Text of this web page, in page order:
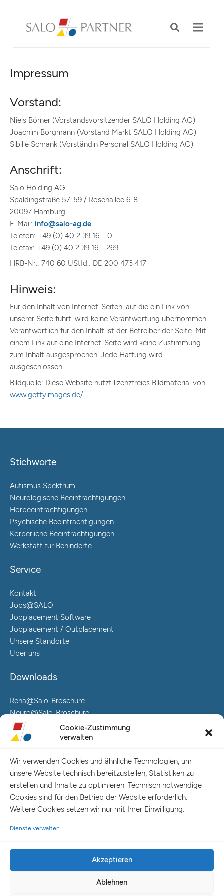
Cookie-Zustimmung
verwalten
Wir verwenden Cookies und ähnliche Technologien, um
unsere Website technisch bereitzustellen, Statistiken zu
erstellen und Inhalte zu optimieren. Technisch notwendige
Cookies sind für den Betrieb der Website erforderlich.
Weitere Cookies setzen wir nur mit Ihrer Einwilligung.
Dienste verwalten
Akzeptieren
Ablehnen
Impressum
Vorstand:
Niels Börner (Vorstandsvorsitzender SALO Holding AG)
Joachim Borgmann (Vorstand Markt SALO Holding AG)
Sibille Schrank (Vorständin Personal SALO Holding AG)
Anschrift:
Salo Holding AG
Spaldingstraße 57-59 / Rosenallee 6-8
20097 Hamburg
E-Mail: info@salo-ag.de
Telefon: +49 (0) 40 2 39 16 – 0
Telefax: +49 (0) 40 2 39 16 – 269
HRB-Nr.: 740 60 UStId.: DE 200 473 417
Hinweis:
Für den Inhalt von Internet-Seiten, auf die ein Link von
unserer Seite führt, wird keine Verantwortung übernommen.
Verantwortlich für den Inhalt ist der Betreiber der Seite. Mit
einem Link auf eine Internet-Seite wird keine Zustimmung
zum Inhalt ausgesprochen. Jede Haftung wird
ausgeschlossen.
Bildquelle: Diese Website nutzt lizenzfreies Bildmaterial von
www.gettyimages.de/.
Stichworte
Autismus Spektrum
Neurologische Beeinträchtigungen
Hörbeeinträchtigungen
Psychische Beeinträchtigungen
Körperliche Beeinträchtigungen
Werkstatt für Behinderte
Service
Kontakt
Jobs@SALO
Jobplacement Software
Jobplacement / Outplacement
Unsere Standorte
Über uns
Downloads
Reha@Salo-Broschüre
Neuro@Salo-Broschüre
AuReA@Salo-Broschüre
Spaldingstraße 57-59 / Rosenallee 6-8
20097 Hamburg
Telefon: +49 (0) 40 23916 – 0
E-Mail:info@salo-ag.de